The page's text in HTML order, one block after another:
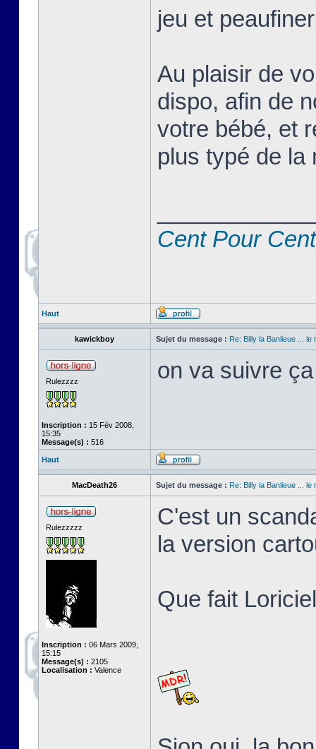
jeu et
Au plaisir de
dispo, afin de
votre bébé, et
plus typé de la
Cent Pour Cent
Haut
kawickboy Sujet du message : Re: Billy la Banlieue ... le
Rulezzzz
Inscription : 15 Fév 2008,
15:35
Message(s) : 516
on va suivre
Haut
MacDeath26 Sujet du message : Re: Billy la Banlieue ... le
Rulezzzzz
Inscription : 06 Mars 2009,
15:15
Message(s) : 2105
Localisation : Valence
C'est un
la version
Que fait